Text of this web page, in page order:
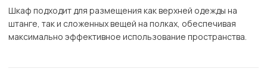
Шкаф подходит для размещения как верхней одежды на
штанге, так и сложенных вещей на полках, обеспечивая
максимально эффективное использование пространства.